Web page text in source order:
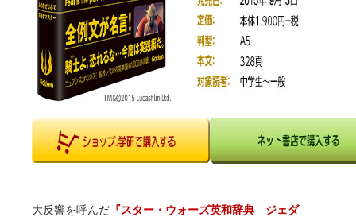
大反響を呼んだ 『スター・ウォーズ英和辞典 ジェダ